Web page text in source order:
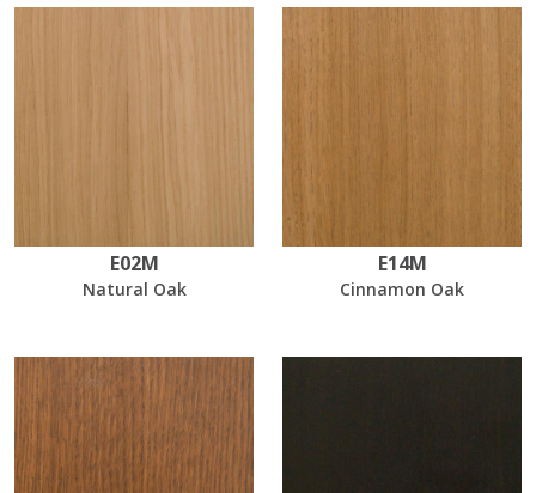
E02M
Natural Oak
E14M
Cinnamon Oak